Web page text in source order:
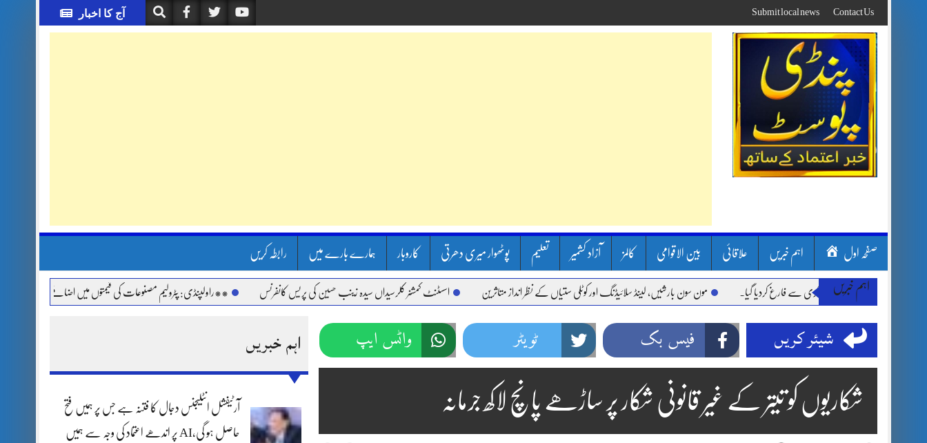
to
content
آج کا اخبار Contact Us
Submit local news
صفحہ اول اہم خبریں علاقائی بین الاقوامی کالمز آزاد کشمیر تعلیم پوٹھوار میری دھرتی کاروبار ہمارے بارے میں رابطہ کریں
اہم خبریں مون سون بارشیں، لینڈ سلائیڈنگ اور کوٹلی ستیاں کے نظر انداز متاثرین اسسٹنٹ کمشنر کلرسیداں سیدہ زینب حسین کی پریس کانفرنس **راولپنڈی: پٹرولیم مصنوعات کی قیمتوں میں اضافے اور مہنگائی کے
اہم خبریں
آرٹیفشل انٹلیجنس دجال کا فتنہ ہے جس پر ہمیں فتح
حاصل ہو گی،AI پر اندھے اعتماد کی وجہ سے ہمیں
شیئر کریں فیس بک ٹویٹر واٹس ایپ
شکاریوں کو تیتر کے غیر قانونی شکار پر ساڑھے پانچ لاکھ جرمانہ